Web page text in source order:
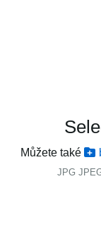
Můžete také
JPG